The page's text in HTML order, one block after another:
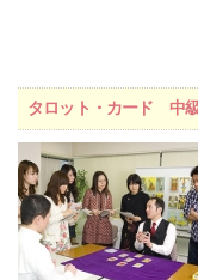
タロット・カード 中